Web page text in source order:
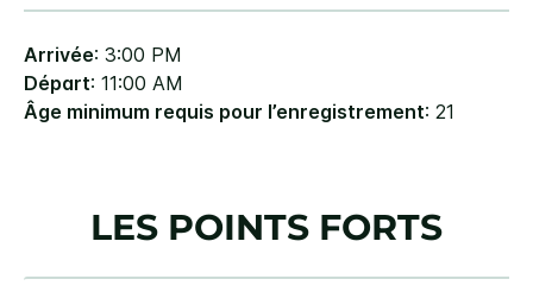
Arrivée: 3:00 PM
Départ: 11:00 AM
Âge minimum requis pour l’enregistrement: 21
LES POINTS FORTS